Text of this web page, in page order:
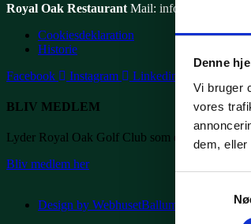
Denne
Vi bruger
vores
dem, eller
Royal Oak Restaurant Mail: info
Cookiesdeklaration
Historie
Facebook
Instagram Linkedin
BLIV MEDLEM
Lyder Royal Oak Golf Club som din
Bliv medlem her
Design by WebhusetBallum